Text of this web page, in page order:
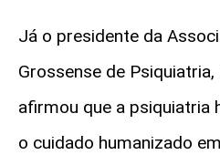
Já o presidente da
Grossense de Psiquiatria,
afirmou que a psiquiatria
o cuidado humanizado